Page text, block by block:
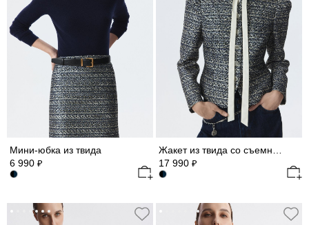
Мини-юбка из твида
6 990 ₽
17 990 ₽